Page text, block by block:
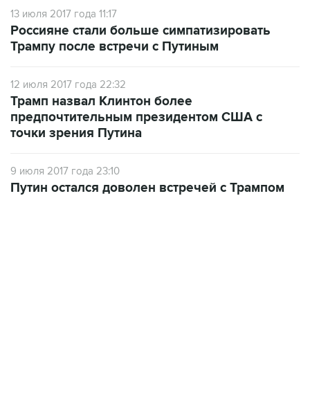
13 июля 2017 года 11:17
Россияне стали больше симпатизировать
Трампу после встречи с Путиным
12 июля 2017 года 22:32
Трамп назвал Клинтон более
предпочтительным президентом США с
точки зрения Путина
9 июля 2017 года 23:10
Путин остался доволен встречей с Трампом